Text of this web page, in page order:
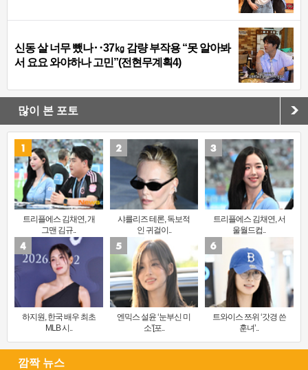
신동 살 너무 뺐나‥37㎏ 감량 부작용 “못 알아봐
서 요요 와야하나 고민”(전현무계획4)
많이 본 포토
트리플에스 김채연, 개
그맨 김규..
샤를리즈 테론, 독보적
인 귀걸이..
트리플에스 김채연, 서
울월드컵..
하지원, 한국 배우 최초
MLB 시..
엔믹스 설윤 ‘눈부신 미
소’[포..
트와이스 쯔위 ‘갓경 쓴
훈녀’..
깜짝 뉴스